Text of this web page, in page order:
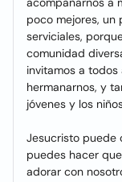
poco mejores, un
serviciales,
comunidad
invitamos a todos
hermanarnos, y
jóvenes y los
Jesucristo puede
puedes hacer
adorar con